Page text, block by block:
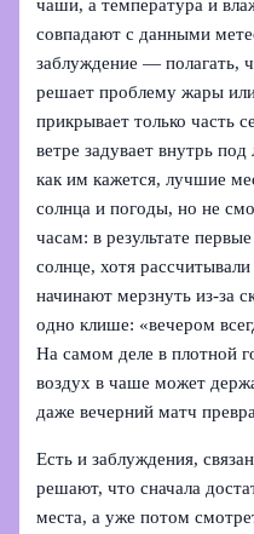
чаши, а температура и
совпадают с данными
заблуждение — полагать,
решает проблему жары
прикрывает только часть
ветре задувает внутрь
как им кажется, лучшие
солнца и погоды, но не
часам: в результате
солнце, хотя
начинают мерзнуть из‑за
одно клише: «вечером
На самом деле в плотной
воздух в чаше может
даже вечерний матч
Есть и заблуждения,
решают, что сначала
места, а уже потом